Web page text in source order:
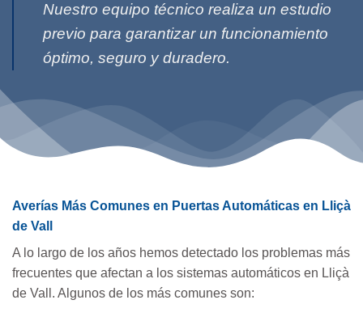
Nuestro equipo técnico realiza un estudio
previo para garantizar un funcionamiento
óptimo, seguro y duradero.
Averías Más Comunes en Puertas Automáticas en Lliçà
de Vall
A lo largo de los años hemos detectado los problemas más
frecuentes que afectan a los sistemas automáticos en Lliçà
de Vall. Algunos de los más comunes son: